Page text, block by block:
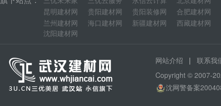
昆明建材网
贵阳建材网 贵阳装修网 合肥建材网
兰州建材网
海口建材网 新疆建材网 西藏建材网
沈阳建材网
网站介绍 | 联系我
Copyright © 2007-
沈网警备案